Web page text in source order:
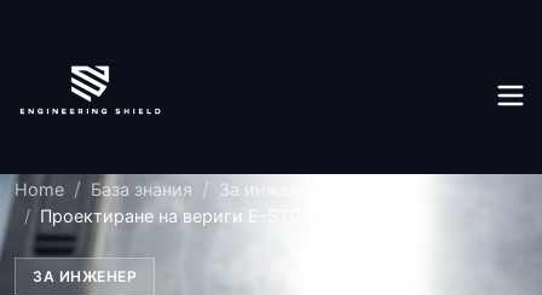
Home База знания
За инженер
Проектиране на вериги E-STOP съгласно...
ЗА ИНЖЕНЕР